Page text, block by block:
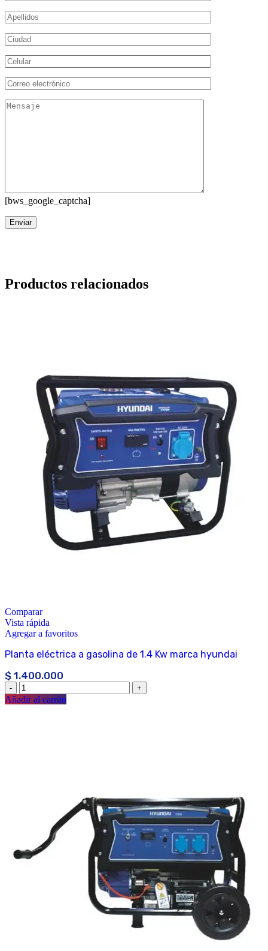
[bws_google_captcha]
Productos relacionados
Comparar
Vista rápida
Agregar a favoritos
Planta eléctrica a gasolina de 1.4 Kw marca hyundai
$ 1.400.000
Añadir al carrito